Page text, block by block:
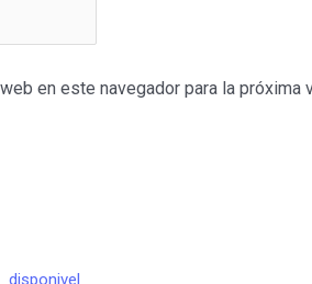
en este navegador para la próxima